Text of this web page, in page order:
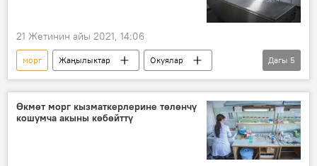
21 Жетинин айы 2021, 14:06
морг Жаңылыктар
Окуялар
Дүйнөдө
Индия
мотоцикл
жол кырсык
дарыгер
Дагы 5
Өкмөт морг кызматкерлерине төлөнчү
кошумча акыны көбөйттү